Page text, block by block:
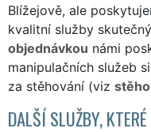
Blížejově, ale
kvalitní služby
objednávkou námi
manipulačních služeb
za stěhování (viz
DALŠÍ SLUŽBY,